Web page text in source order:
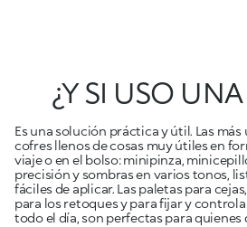
¿Y SI USO UNA
Es una solución práctica y útil. Las
cofres llenos de cosas muy útiles en
viaje o en el bolso: minipinza,
precisión y sombras en varios tonos,
fáciles de aplicar. Las paletas para
para los retoques y para fijar y
todo el día, son perfectas para quienes